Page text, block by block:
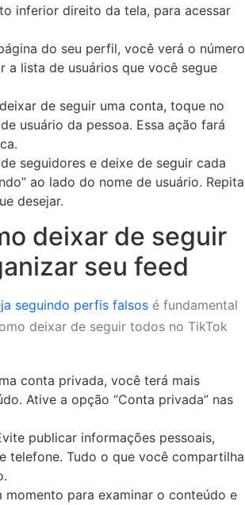
inferior direito da tela, para acessar
do seu perfil, você verá o número
a lista de usuários que você segue
de seguir uma conta, toque no
usuário da pessoa. Essa ação fará
seguidores e deixe de seguir cada
ao lado do nome de usuário. Repita
desejar.
deixar de seguir
seu feed
seguindo perfis falsos é fundamental
deixar de seguir todos no TikTok
conta privada, você terá mais
Ative a opção “Conta privada” nas
publicar informações pessoais,
telefone. Tudo o que você compartilha
momento para examinar o conteúdo e